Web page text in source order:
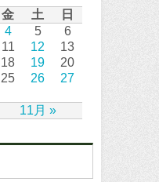
金 土 日
11月 »
4 5
6
11 12
13
18 19
20
25 26
27